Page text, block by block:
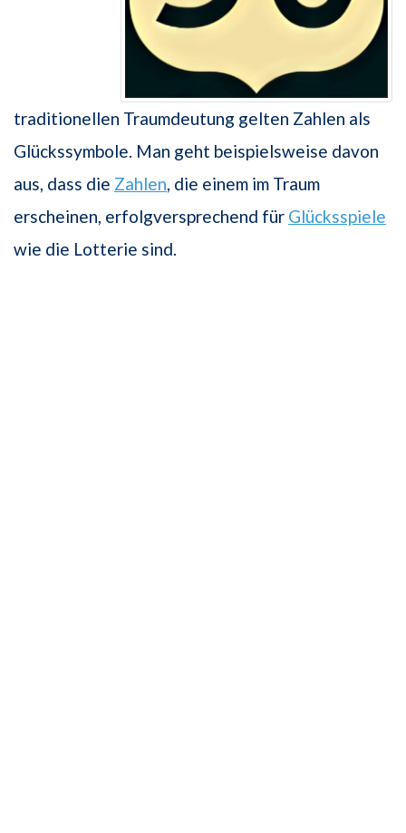
traditionellen Traumdeutung gelten Zahlen als
Glückssymbole. Man geht beispielsweise davon
aus, dass die Zahlen, die einem im Traum
erscheinen, erfolgversprechend für Glücksspiele
wie die Lotterie sind.